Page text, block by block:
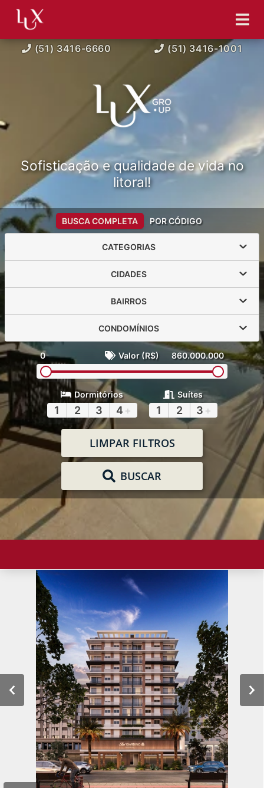
(51) 3416-6660 (51) 3416-1001
Sofisticação e qualidade de vida no
litoral!
BUSCA COMPLETA POR CÓDIGO
CATEGORIAS
CIDADES
BAIRROS
CONDOMÍNIOS
0 Valor (R$) 860.000.000
Dormitórios
1 2 3 4 +
Suítes
1 2 3 +
LIMPAR FILTROS
BUSCAR